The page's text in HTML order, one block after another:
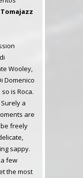
Wooley,
Domenico
is Roca.
a
are
freely
sappy.
few
the most